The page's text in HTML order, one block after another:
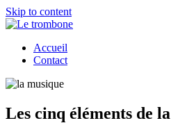
Skip to content
Accueil
Contact
Les cinq éléments de